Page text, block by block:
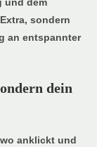
sondern
an entspannter
dein
anklickt und